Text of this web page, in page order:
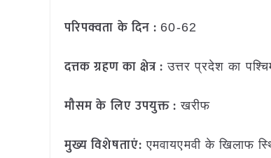
परिपक्वता के दिन : 60-62
दत्तक ग्रहण का क्षेत्र :उत्तर प्रदेश का
मौसम के लिए उपयुक्त :खरीफ
मुख्य विशेषताएं: एमवायएमवी के खिलाफ